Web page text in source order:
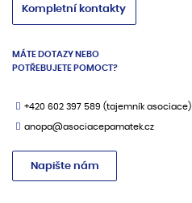
Kompletní kontakty
MÁTE DOTAZY NEBO
POTŘEBUJETE POMOCT?
+420 602 397 589 (tajemník asociace)
anopa@asociacepamatek.cz
Napište nám